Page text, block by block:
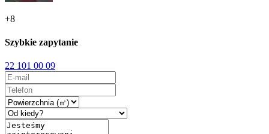
+8
Szybkie zapytanie
22 101 00 09